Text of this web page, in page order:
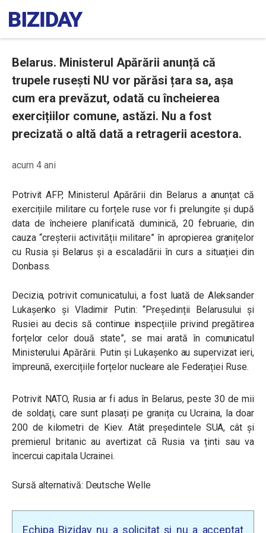
Belarus. Ministerul Apărării anunță că
trupele rusești NU vor părăsi țara sa, așa
cum era prevăzut, odată cu încheierea
exercițiilor comune, astăzi. Nu a fost
precizată o altă dată a retragerii acestora.
acum 4 ani
Potrivit AFP, Ministerul Apărării din Belarus a anunțat că
exercițiile militare cu forțele ruse vor fi prelungite și după
data de încheiere planificată duminică, 20 februarie, din
cauza “creșterii activității militare” în apropierea granițelor
cu Rusia și Belarus și a escaladării în curs a situației din
Donbass.
Decizia, potrivit comunicatului, a fost luată de Aleksander
Lukașenko și Vladimir Putin: “Președinții Belarusului și
Rusiei au decis să continue inspecțiile privind pregătirea
forțelor celor două state”, se mai arată în comunicatul
Ministerului Apărării. Putin și Lukașenko au supervizat ieri,
împreună, exercițiile forțelor nucleare ale Federației Ruse.
Potrivit NATO, Rusia ar fi adus în Belarus, peste 30 de mii
de soldați, care sunt plasați pe granița cu Ucraina, la doar
200 de kilometri de Kiev. Atât președintele SUA, cât și
premierul britanic au avertizat că Rusia va ținti sau va
încercui capitala Ucrainei.
Sursă alternativă: Deutsche Welle
Echipa Biziday nu a solicitat și nu a acceptat